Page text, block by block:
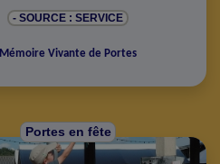
- SOURCE : SERVICE
Mémoire Vivante de Portes
Portes en fête